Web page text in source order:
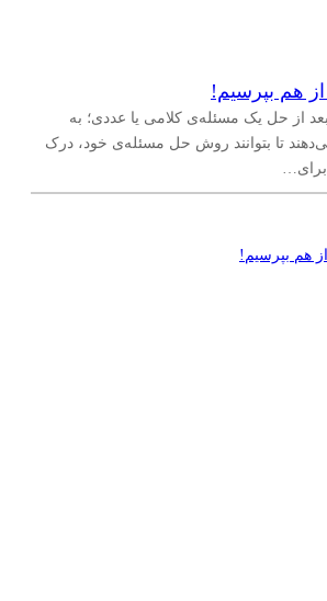
هم بپرسیم!
از حل یک مسئله‌ی کلامی یا عددی؛ به
تا بتوانند روش حل مسئله‌ی خود، درک